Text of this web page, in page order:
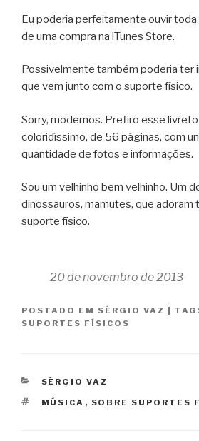
Eu poderia perfeitamente ouvir
de uma compra na iTunes Store.
Possivelmente também poderia ter
que vem junto com o suporte físico.
Sorry, modernos. Prefiro esse
coloridíssimo, de 56 páginas, com
quantidade de fotos e informações.
Sou um velhinho bem velhinho. Um
dinossauros, mamutes, que adoram
suporte físico.
20 de novembro de 2013
POSTADO EM SÉRGIO VAZ |
SUPORTES FÍSICOS
CATEGORIAS
SÉRGIO VAZ
TAGS
MÚSICA , SOBRE SUPORTES